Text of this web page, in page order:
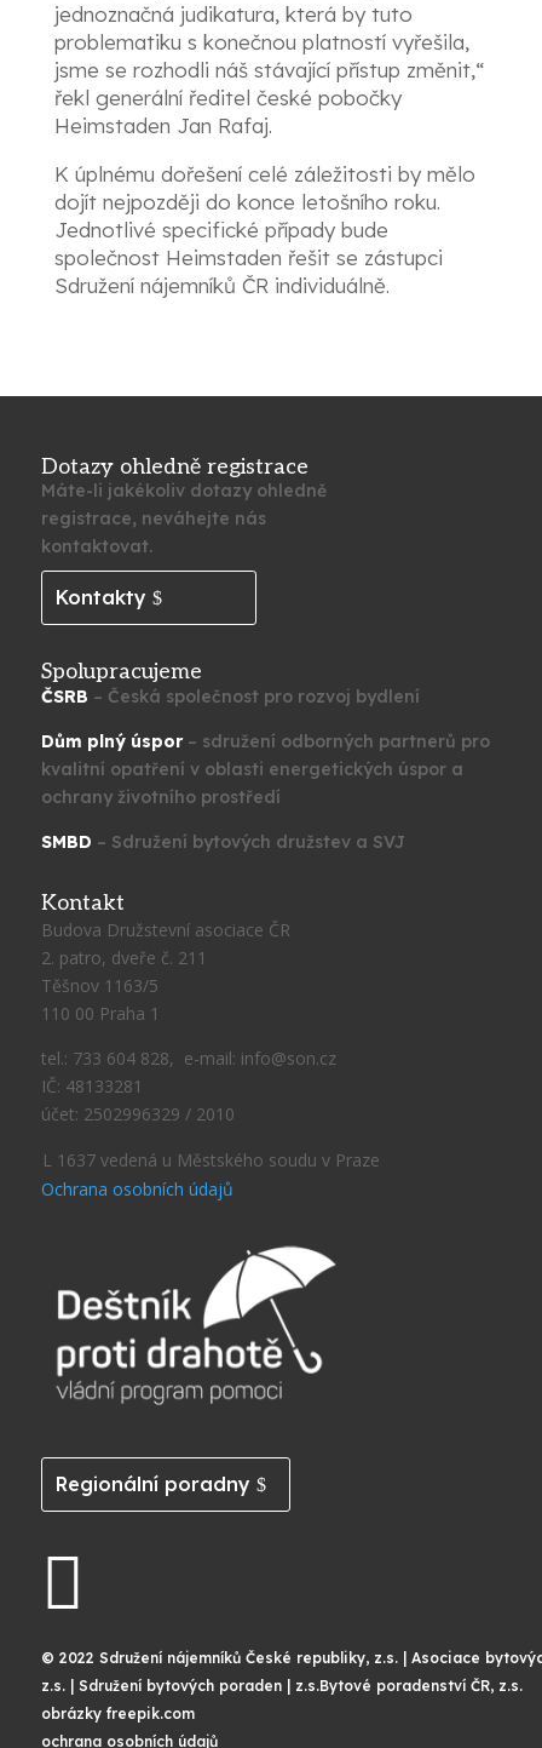
jednoznačná judikatura, která by tuto
problematiku s konečnou platností vyřešila,
jsme se rozhodli náš stávající přístup změnit,“
řekl generální ředitel české pobočky
Heimstaden Jan Rafaj.
K úplnému dořešení celé záležitosti by mělo
dojít nejpozději do konce letošního roku.
Jednotlivé specifické případy bude
společnost Heimstaden řešit se zástupci
Sdružení nájemníků ČR individuálně.
Dotazy ohledně registrace
Máte-li jakékoliv dotazy ohledně
registrace, neváhejte nás
kontaktovat.
Kontakty
Spolupracujeme
ČSRB – Česká společnost pro rozvoj bydlení
Dům plný úspor– sdružení odborných partnerů pro
kvalitní opatření v oblasti energetických úspor a
ochrany životního prostředí
SMBD – Sdružení bytových družstev a SVJ
Kontakt
Budova Družstevní asociace ČR
2. patro, dveře č. 211
Těšnov 1163/5
110 00 Praha 1
tel.: 733 604 828, e-mail: info@son.cz
IČ: 48133281
účet: 2502996329 / 2010
L 1637 vedená u Městského soudu v Praze
Ochrana osobních údajů
Regionální poradny

© 2022 Sdružení nájemníků České republiky, z.s. | Asociace
z.s. | Sdružení bytových poraden | z.s.Bytové poradenství ČR, z.s.
obrázky freepik.com
ochrana osobních údajů